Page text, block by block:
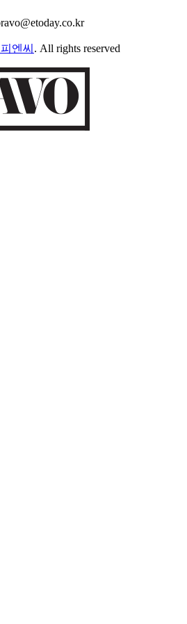
엔씨 . All rights reserved